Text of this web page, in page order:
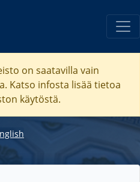
on saatavilla vain
Katso infosta lisää tietoa
käytöstä.